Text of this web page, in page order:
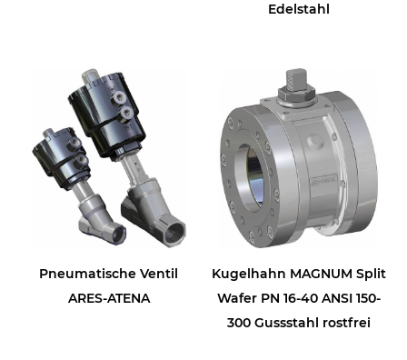
Edelstahl
Pneumatische Ventil
ARES-ATENA
Kugelhahn MAGNUM Split
Wafer PN 16-40 ANSI 150-
300 Gussstahl rostfrei